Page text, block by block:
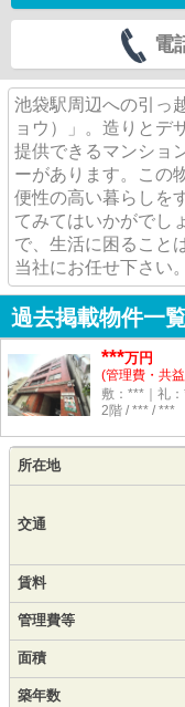
電
池袋駅周辺への引っ
ョウ）」。造りとデ
提供できるマンショ
ーがあります。この
便性の高い暮らしを
てみてはいかがでし
で、生活に困ること
当社にお任せ下さい。
過去掲載物件一
***万円
(管理費・共
敷：***｜礼
2階 / *** / ***
所在地
交通
賃料
管理費等
面積
築年数